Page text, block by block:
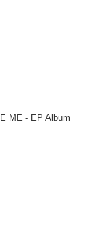
ME - EP Album